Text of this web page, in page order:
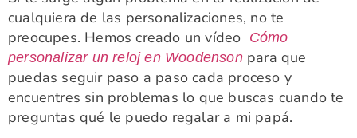
cualquiera de las personalizaciones, no te
preocupes. Hemos creado un vídeo Cómo
personalizar un reloj en Woodenson para que
puedas seguir paso a paso cada proceso y
encuentres sin problemas lo que buscas cuando te
preguntas qué le puedo regalar a mi papá.